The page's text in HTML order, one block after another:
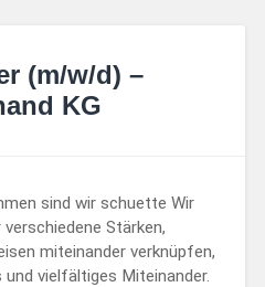
(m/w/d) –
KG
sind wir schuette Wir
Stärken,
miteinander verknüpfen,
vielfältiges Miteinander.